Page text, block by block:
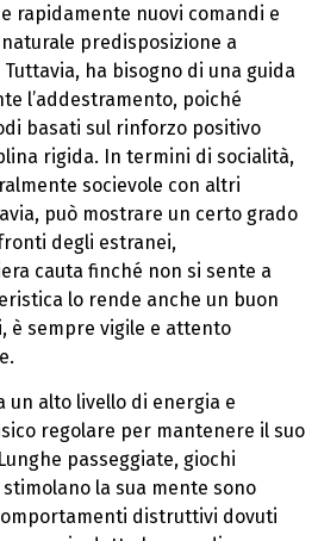
rapidamente nuovi comandi e
predisposizione a
Tuttavia, ha bisogno di una guida
l’addestramento, poiché
basati sul rinforzo positivo
rigida. In termini di socialità,
socievole con altri
può mostrare un certo grado
degli estranei,
cauta finché non si sente a
lo rende anche un buon
è sempre vigile e attento
un alto livello di energia e
regolare per mantenere il suo
passeggiate, giochi
la sua mente sono
distruttivi dovuti